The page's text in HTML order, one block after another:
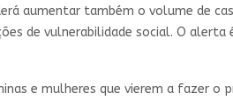
aumentar também o volume de
de vulnerabilidade social. O alerta
e mulheres que vierem a fazer o